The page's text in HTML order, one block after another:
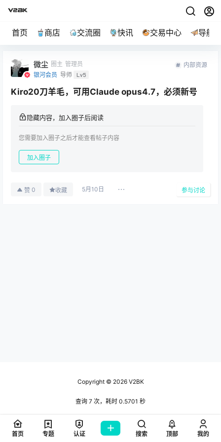
首页 商店 交流圈 快讯 交易中心 导航
微尘 圈主 管理员
银河会员 导师 Lv5
内部资源
Kiro20刀羊毛，可用Claude opus4.7，必须新号
隐藏内容，加入圈子后阅读
您需要加入圈子之后才能查看帖子内容
加入圈子
赞 0 收藏 5月10日 参与讨论
Copyright © 2026V2BK
查询 7 次，耗时 0.5701 秒
首页 专题 认证 搜索 顶部 我的